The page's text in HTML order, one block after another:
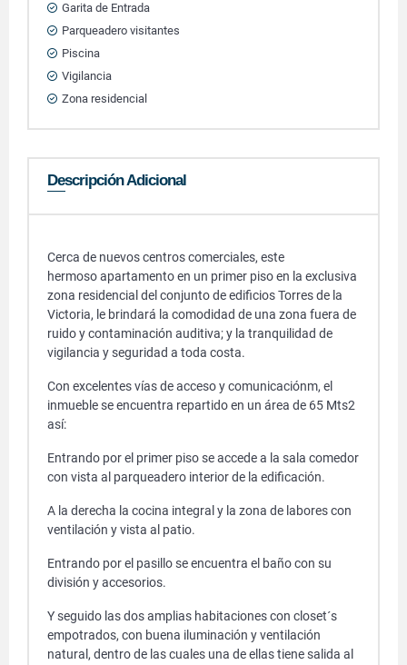
Garita de Entrada
Parqueadero visitantes
Piscina
Vigilancia
Zona residencial
Descripción Adicional
Cerca de nuevos centros comerciales, este
hermoso apartamento en un primer piso en la exclusiva
zona residencial del conjunto de edificios Torres de la
Victoria, le brindará la comodidad de una zona fuera de
ruido y contaminación auditiva; y la tranquilidad de
vigilancia y seguridad a toda costa.
Con excelentes vías de acceso y comunicaciónm, el
inmueble se encuentra repartido en un área de 65 Mts2
así:
Entrando por el primer piso se accede a la sala comedor
con vista al parqueadero interior de la edificación.
A la derecha la cocina integral y la zona de labores con
ventilación y vista al patio.
Entrando por el pasillo se encuentra el baño con su
división y accesorios.
Y seguido las dos amplias habitaciones con closet´s
empotrados, con buena iluminación y ventilación
natural, dentro de las cuales una de ellas tiene salida al